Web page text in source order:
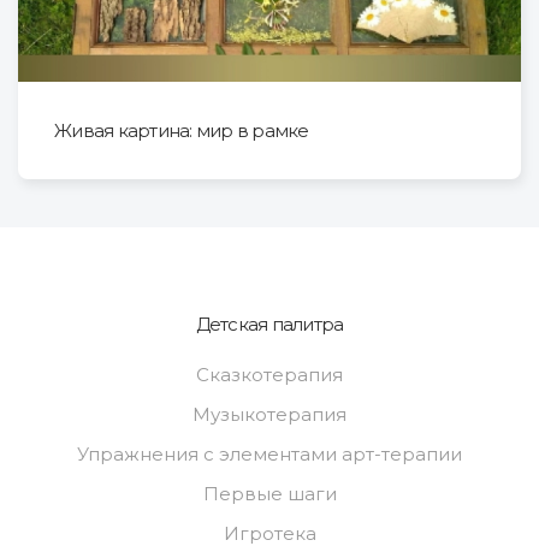
Живая картина: мир в рамке
Детская палитра
Сказкотерапия
Музыкотерапия
Упражнения с элементами арт-терапии
Первые шаги
Игротека